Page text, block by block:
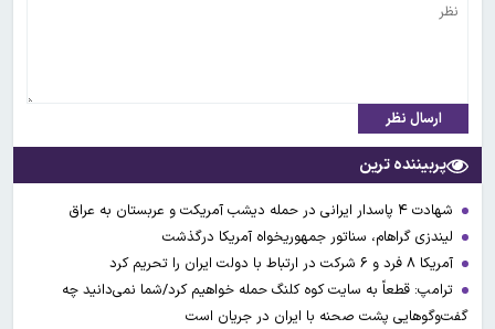
ارسال نظر
پربیننده ترین
شهادت ۴ پاسدار ایرانی در حمله دیشب آمریکت و عربستان به عراق
لیندزی گراهام، سناتور جمهوریخواه آمریکا درگذشت
آمریکا ۸ فرد و ۶ شرکت در ارتباط با دولت ایران را تحریم کرد
ترامپ: قطعاً به سایت کوه کلنگ حمله خواهیم کرد/شما نمی‌دانید چه
گفت‌وگوهایی پشت صحنه با ایران در جریان است